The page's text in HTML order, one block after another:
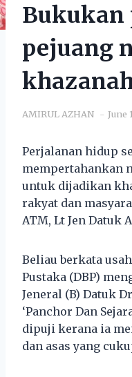
Bukukan
pejuang
AMIRUL AZHAN June
Perjalanan hidup
mempertahankan
untuk dijadikan
rakyat dan
ATM, Lt Jen Datuk
Beliau berkata
Pustaka (DBP)
Jeneral (B) Datuk
‘Panchor Dan
dipuji kerana ia
dan asas yang